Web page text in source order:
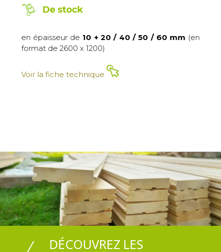
en épaisseur de 10 + 20 / 40 / 50 / 60 mm (en
format de 2600 x 1200)
Voir la fiche technique
DÉCOUVREZ LES